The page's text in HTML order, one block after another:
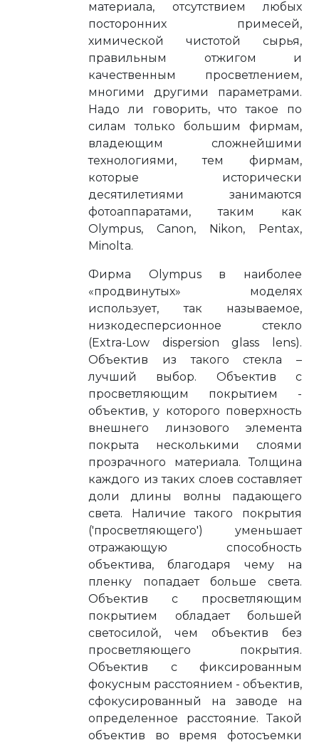
материала, отсутствием любых
посторонних примесей,
химической чистотой сырья,
правильным отжигом и
качественным просветлением,
многими другими параметрами.
Надо ли говорить, что такое по
силам только большим фирмам,
владеющим сложнейшими
технологиями, тем фирмам,
которые исторически
десятилетиями занимаются
фотоаппаратами, таким как
Olympus, Canon, Nikon, Pentax,
Minolta.
Фирма Olympus в наиболее
«продвинутых» моделях
использует, так называемое,
низкодесперсионное стекло
(Extra-Low dispersion glass lens).
Объектив из такого стекла –
лучший выбор. Объектив с
просветляющим покрытием -
объектив, у которого поверхность
внешнего линзового элемента
покрыта несколькими слоями
прозрачного материала. Толщина
каждого из таких слоев составляет
доли длины волны падающего
света. Наличие такого покрытия
('просветляющего') уменьшает
отражающую способность
объектива, благодаря чему на
пленку попадает больше света.
Объектив с просветляющим
покрытием обладает большей
светосилой, чем объектив без
просветляющего покрытия.
Объектив с фиксированным
фокусным расстоянием - объектив,
сфокусированный на заводе на
определенное расстояние. Такой
объектив во время фотосъемки